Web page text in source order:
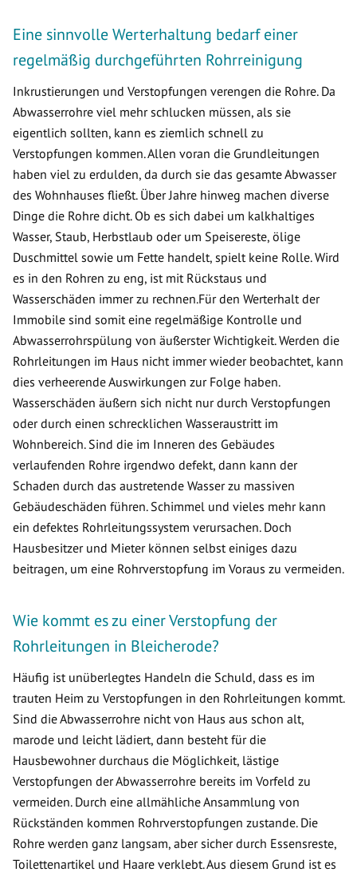
Eine sinnvolle Werterhaltung bedarf einer
regelmäßig durchgeführten Rohrreinigung
Inkrustierungen und Verstopfungen verengen die Rohre. Da
Abwasserrohre viel mehr schlucken müssen, als sie
eigentlich sollten, kann es ziemlich schnell zu
Verstopfungen kommen. Allen voran die Grundleitungen
haben viel zu erdulden, da durch sie das gesamte Abwasser
des Wohnhauses fließt. Über Jahre hinweg machen diverse
Dinge die Rohre dicht. Ob es sich dabei um kalkhaltiges
Wasser, Staub, Herbstlaub oder um Speisereste, ölige
Duschmittel sowie um Fette handelt, spielt keine Rolle. Wird
es in den Rohren zu eng, ist mit Rückstaus und
Wasserschäden immer zu rechnen.Für den Werterhalt der
Immobile sind somit eine regelmäßige Kontrolle und
Abwasserrohrspülung von äußerster Wichtigkeit. Werden die
Rohrleitungen im Haus nicht immer wieder beobachtet, kann
dies verheerende Auswirkungen zur Folge haben.
Wasserschäden äußern sich nicht nur durch Verstopfungen
oder durch einen schrecklichen Wasseraustritt im
Wohnbereich. Sind die im Inneren des Gebäudes
verlaufenden Rohre irgendwo defekt, dann kann der
Schaden durch das austretende Wasser zu massiven
Gebäudeschäden führen. Schimmel und vieles mehr kann
ein defektes Rohrleitungssystem verursachen. Doch
Hausbesitzer und Mieter können selbst einiges dazu
beitragen, um eine Rohrverstopfung im Voraus zu vermeiden.
Wie kommt es zu einer Verstopfung der
Rohrleitungen in Bleicherode?
Häufig ist unüberlegtes Handeln die Schuld, dass es im
trauten Heim zu Verstopfungen in den Rohrleitungen kommt.
Sind die Abwasserrohre nicht von Haus aus schon alt,
marode und leicht lädiert, dann besteht für die
Hausbewohner durchaus die Möglichkeit, lästige
Verstopfungen der Abwasserrohre bereits im Vorfeld zu
vermeiden. Durch eine allmähliche Ansammlung von
Rückständen kommen Rohrverstopfungen zustande. Die
Rohre werden ganz langsam, aber sicher durch Essensreste,
Toilettenartikel und Haare verklebt. Aus diesem Grund ist es